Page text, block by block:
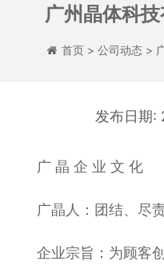
广州晶体科
首页> 公司动态>
广 晶 企 业 文 化
广晶人：团结、尽
企业宗旨：为顾客